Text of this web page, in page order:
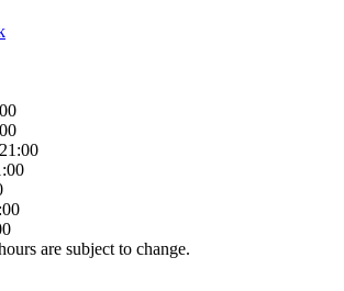
are subject to change.